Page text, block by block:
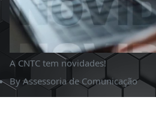
A CNTC tem novidades!
By Assessoria de Comunicação